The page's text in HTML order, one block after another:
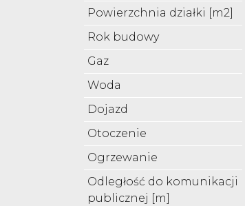
Powierzchnia działki [m2]
Rok budowy
Gaz
Woda
Dojazd
Otoczenie
Ogrzewanie
Odległość do komunikacji
publicznej [m]